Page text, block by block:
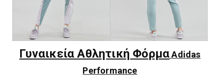
Γυναικεία Αθλητική Φόρμα Adidas
Performance